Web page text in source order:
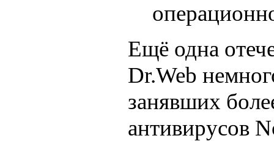
Ещё одна
Dr.Web
занявших
антивирусов